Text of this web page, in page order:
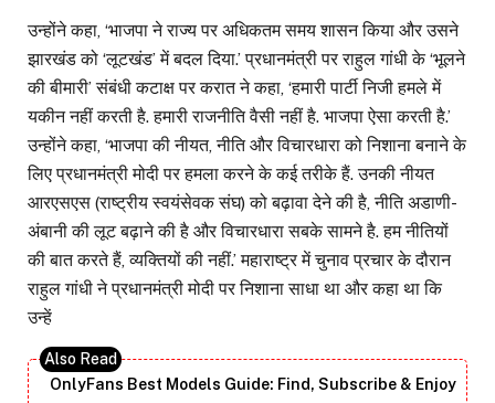
उन्होंने कहा, ‘भाजपा ने राज्य पर अधिकतम समय शासन किया और उसने
झारखंड को ‘लूटखंड’ में बदल दिया.’ प्रधानमंत्री पर राहुल गांधी के ‘भूलने
की बीमारी’ संबंधी कटाक्ष पर करात ने कहा, ‘हमारी पार्टी निजी हमले में
यकीन नहीं करती है. हमारी राजनीति वैसी नहीं है. भाजपा ऐसा करती है.’
उन्होंने कहा, ‘भाजपा की नीयत, नीति और विचारधारा को निशाना बनाने के
लिए प्रधानमंत्री मोदी पर हमला करने के कई तरीके हैं. उनकी नीयत
आरएसएस (राष्ट्रीय स्वयंसेवक संघ) को बढ़ावा देने की है, नीति अडाणी-
अंबानी की लूट बढ़ाने की है और विचारधारा सबके सामने है. हम नीतियों
की बात करते हैं, व्यक्तियों की नहीं.’ महाराष्ट्र में चुनाव प्रचार के दौरान
राहुल गांधी ने प्रधानमंत्री मोदी पर निशाना साधा था और कहा था कि
उन्हें
OnlyFans Best Models Guide: Find, Subscribe & Enjoy